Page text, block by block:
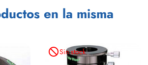
en la misma
not_interestedSin stock